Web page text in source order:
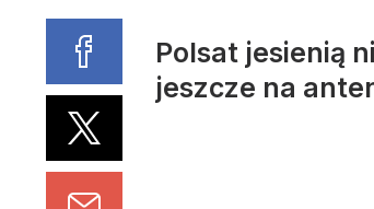
Polsat jesienią
jeszcze na